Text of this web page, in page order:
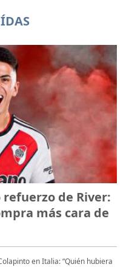
de River:
más cara de
en Italia: “Quién hubiera